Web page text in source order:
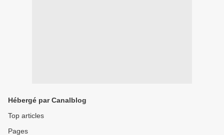
Hébergé par Canalblog
Top articles
Pages